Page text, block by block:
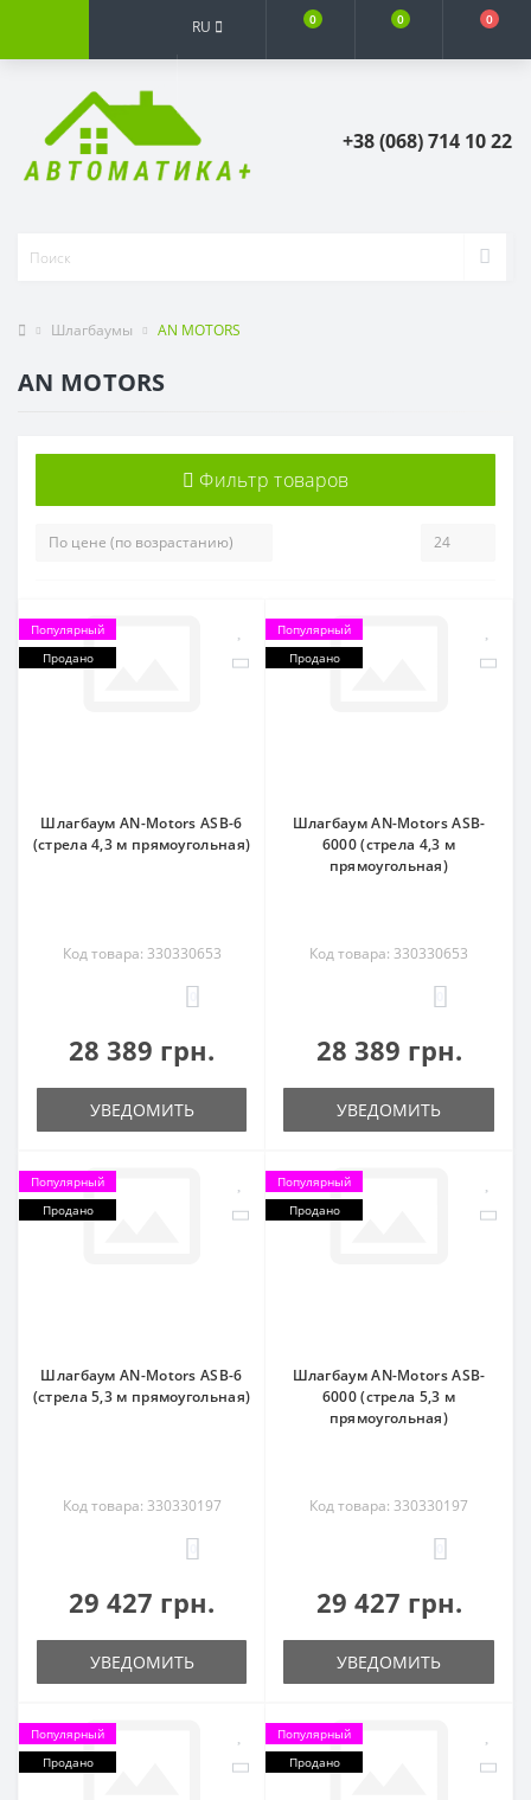
RU 0 0 0
+38 (068) 714 10 22
Шлагбаумы AN MOTORS
AN MOTORS
Фильтр товаров
Популярный
Продано
Шлагбаум AN-Motors ASB-6
(стрела 4,3 м прямоугольная)
Код товара: 330330653
28 389 грн.
УВЕДОМИТЬ
Популярный
Продано
Шлагбаум AN-Motors ASB-
6000 (стрела 4,3 м
прямоугольная)
Код товара: 330330653
28 389 грн.
УВЕДОМИТЬ
Популярный
Продано
Шлагбаум AN-Motors ASB-6
(стрела 5,3 м прямоугольная)
Код товара: 330330197
29 427 грн.
УВЕДОМИТЬ
Популярный
Продано
Шлагбаум AN-Motors ASB-
6000 (стрела 5,3 м
прямоугольная)
Код товара: 330330197
29 427 грн.
УВЕДОМИТЬ
Популярный
Продано
Популярный
Продано